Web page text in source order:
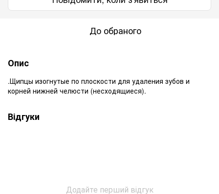
До обраного
Опис
.Щипцы изогнутые по плоскости для удаления зубов и
корней нижней челюсти (несходящиеся).
Відгуки
Додайте перший відгук